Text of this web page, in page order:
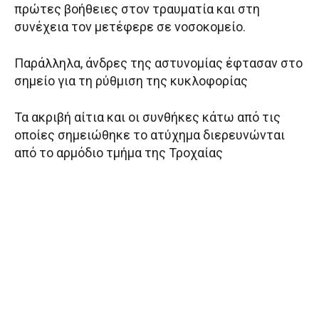
πρώτες βοήθειες στον τραυματία και στη
συνέχεια τον μετέφερε σε νοσοκομείο.
Παράλληλα, άνδρες της αστυνομίας έφτασαν στο
σημείο για τη ρύθμιση της κυκλοφορίας
Τα ακριβή αίτια και οι συνθήκες κάτω από τις
οποίες σημειώθηκε το ατύχημα διερευνώνται
από το αρμόδιο τμήμα της Τροχαίας